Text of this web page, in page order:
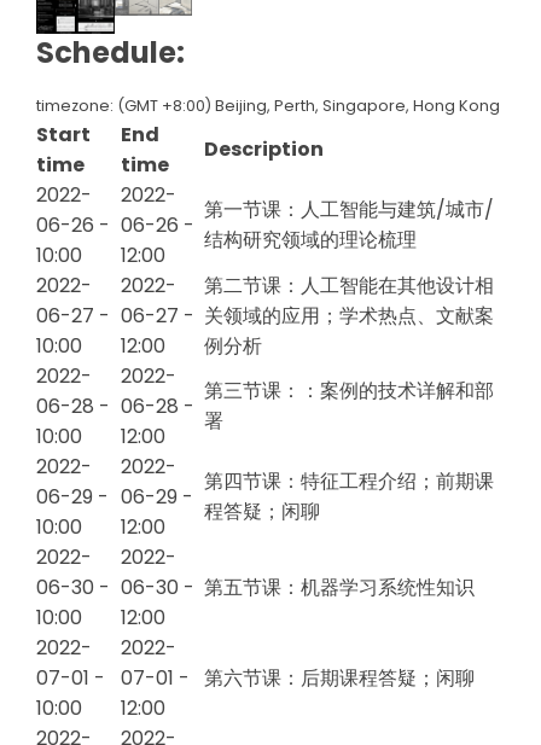
Schedule:
timezone: (GMT +8:00) Beijing, Perth, Singapore, Hong Kong
Start
time
End
time
Description
2022-
06-26 -
10:00
2022-
06-26 -
12:00
第一节课：人工智能与建筑/城市/
结构研究领域的理论梳理
2022-
06-27 -
10:00
2022-
06-27 -
12:00
第二节课：人工智能在其他设计相
关领域的应用；学术热点、文献案
例分析
2022-
06-28 -
10:00
2022-
06-28 -
12:00
第三节课：：案例的技术详解和部
署
2022-
06-29 -
10:00
2022-
06-29 -
12:00
第四节课：特征工程介绍；前期课
程答疑；闲聊
2022-
06-30 -
10:00
2022-
06-30 -
12:00
第五节课：机器学习系统性知识
2022-
07-01 -
10:00
2022-
07-01 -
12:00
第六节课：后期课程答疑；闲聊
2022- 2022-